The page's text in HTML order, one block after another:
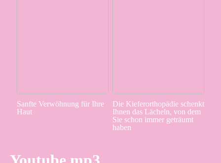
Sanfte Verwöhnung für Ihre
Haut
Die Kieferorthopädie schenkt
Ihnen das Lächeln, von dem
Sie schon immer geträumt
haben